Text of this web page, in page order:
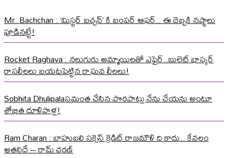
Mr. Bachchan : ‘మిస్టర్ బచ్చన్’ కి బంపర్ ఆఫర్.. ఈ దెబ్బకి నష్టాలు
పూడినట్టే!
Rocket Raghava : నలుగురు అమ్మాయిలతో ఎఫైర్..బులెట్ భాస్కర్
రాసలీలలు బయటపెట్టిన రాఘవ లీలలు!
Sobhita Dhulipalaసమంత చేసిన పొరపాట్లు నేను చేయను అంటూ
శోభిత దూళిపాళ్ల!
Ram Charan : బాహుబలి సక్సెస్ క్రెడిట్ రాజమౌళి ది కాదు.. కేవలం
అతనిదే – రామ్ చరణ్